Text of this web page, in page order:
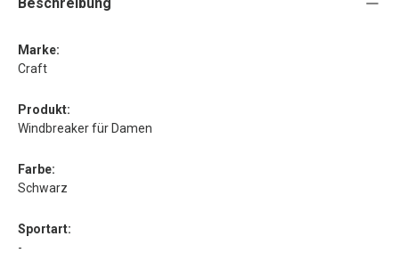
Marke:
Craft
Produkt:
Windbreaker für Damen
Farbe:
Schwarz
Sportart:
-